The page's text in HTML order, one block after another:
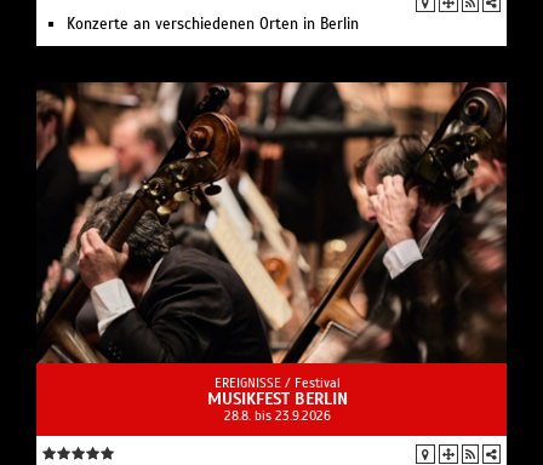
Konzerte an verschiedenen Orten in Berlin
EREIGNISSE / Festival
MUSIKFEST BERLIN
28.8. bis 23.9.2026